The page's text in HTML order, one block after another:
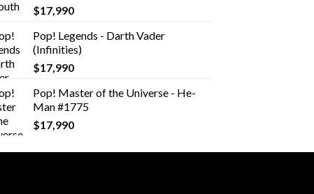
$17,990
Pop! Legends - Darth Vader
(Infinities)
$17,990
Pop! Master of the Universe - He-
Man #1775
$17,990